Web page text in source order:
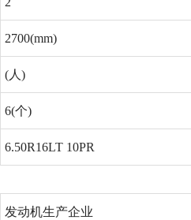
2700(mm)
(人)
6(个)
6.50R16LT 10PR
发动机生产企业